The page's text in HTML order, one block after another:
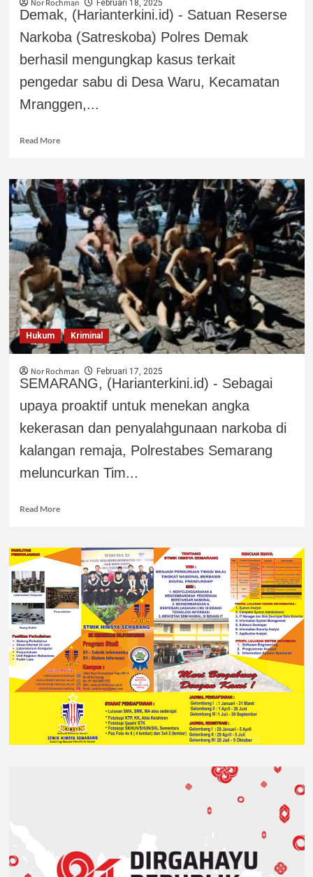
Nor Rochman Februari 18, 2025
Demak, (Harianterkini.id) - Satuan Reserse
Narkoba (Satreskoba) Polres Demak
berhasil mengungkap kasus terkait
pengedar sabu di Desa Waru, Kecamatan
Mranggen,...
Read More
Hukum Kriminal
Nor Rochman Februari 17, 2025
SEMARANG, (Harianterkini.id) - Sebagai
upaya proaktif untuk menekan angka
kekerasan dan penyalahgunaan narkoba di
kalangan remaja, Polrestabes Semarang
meluncurkan Tim...
Read More